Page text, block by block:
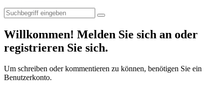
Willkommen! Melden Sie sich an oder
registrieren Sie sich.
Um schreiben oder kommentieren zu können, benötigen Sie ein
Benutzerkonto.